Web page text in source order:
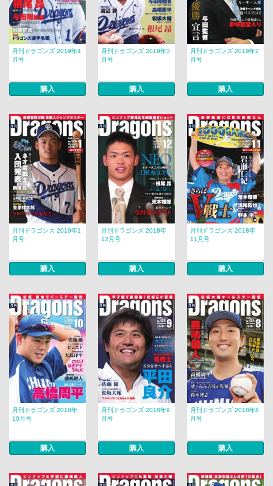
月刊ドラゴンズ 2019年4
月号
購入
月刊ドラゴンズ 2019年3
月号
購入
月刊ドラゴンズ 2019年2
月号
購入
月刊ドラゴンズ 2019年1
月号
購入
月刊ドラゴンズ 2018年
12月号
購入
月刊ドラゴンズ 2018年
11月号
購入
月刊ドラゴンズ 2018年
10月号
購入
月刊ドラゴンズ 2018年9
月号
購入
月刊ドラゴンズ 2018年8
月号
購入